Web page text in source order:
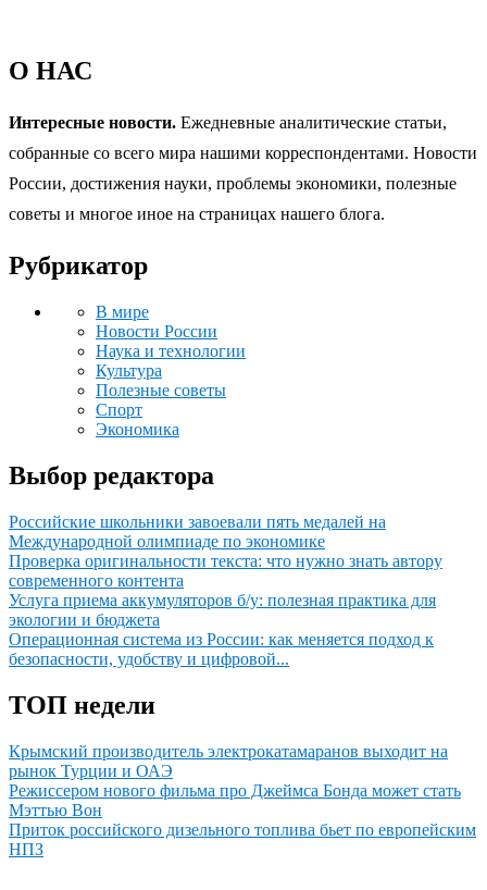
О НАС
Интересные новости. Ежедневные аналитические статьи,
собранные со всего мира нашими корреспондентами. Новости
России, достижения науки, проблемы экономики, полезные
советы и многое иное на страницах нашего блога.
Рубрикатор
В мире
Новости России
Наука и технологии
Культура
Полезные советы
Спорт
Экономика
Выбор редактора
Российские школьники завоевали пять медалей на
Международной олимпиаде по экономике
Проверка оригинальности текста: что нужно знать автору
современного контента
Услуга приема аккумуляторов б/у: полезная практика для
экологии и бюджета
Операционная система из России: как меняется подход к
безопасности, удобству и цифровой...
ТОП недели
Крымский производитель электрокатамаранов выходит на
рынок Турции и ОАЭ
Режиссером нового фильма про Джеймса Бонда может стать
Мэттью Вон
Приток российского дизельного топлива бьет по европейским
НПЗ